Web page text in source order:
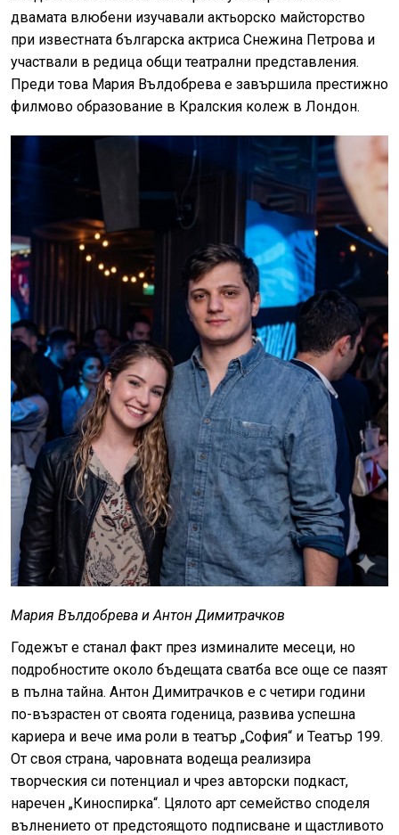
двамата влюбени изучавали актьорско майсторство
при известната българска актриса Снежина Петрова и
участвали в редица общи театрални представления.
Преди това Мария Вълдобрева е завършила престижно
филмово образование в Кралския колеж в Лондон.
Мария Вълдобрева и Антон Димитрачков
Годежът е станал факт през изминалите месеци, но
подробностите около бъдещата сватба все още се пазят
в пълна тайна. Антон Димитрачков е с четири години
по-възрастен от своята годеница, развива успешна
кариера и вече има роли в театър „София“ и Театър 199.
От своя страна, чаровната водеща реализира
творческия си потенциал и чрез авторски подкаст,
наречен „Киноспирка“. Цялото арт семейство споделя
вълнението от предстоящото подписване и щастливото